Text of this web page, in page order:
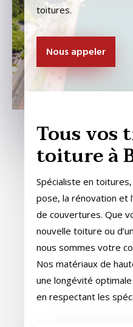
toitures.
Nous appeler
Tous vos
toiture à
Spécialiste en
pose, la rénovation et
de couvertures. Que
nouvelle toiture ou
nous sommes votre
Nos matériaux de
une longévité
en respectant les